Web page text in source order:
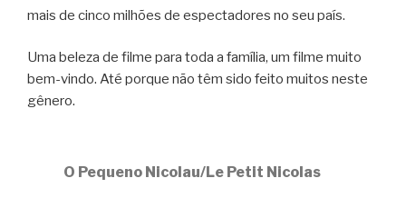
mais de cinco milhões de espectadores no seu país.
Uma beleza de filme para toda a família, um filme muito
bem-vindo. Até porque não têm sido feito muitos neste
gênero.
O Pequeno Nicolau/Le Petit Nicolas